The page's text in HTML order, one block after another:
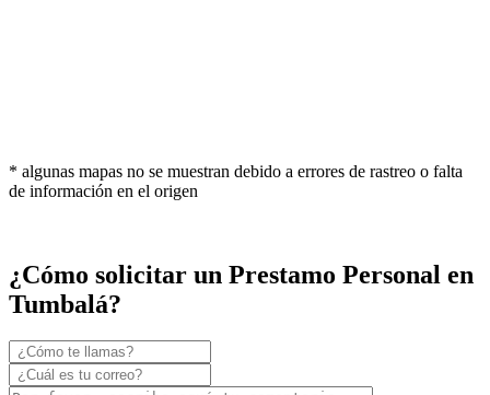
* algunas mapas no se muestran debido a errores de rastreo o falta
de información en el origen
¿Cómo solicitar un Prestamo Personal en
Tumbalá?